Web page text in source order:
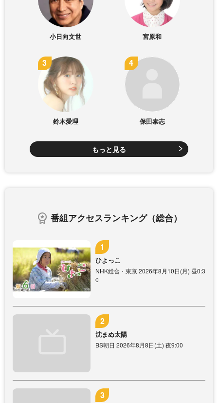
小日向文世 宮原和
鈴木愛理 保田泰志
もっと見る
番組アクセスランキング（総合）
ひよっこ
NHK総合・東京 2026年8月10日(月) 昼0:3
0
沈まぬ太陽
BS朝日 2026年8月8日(土) 夜9:00